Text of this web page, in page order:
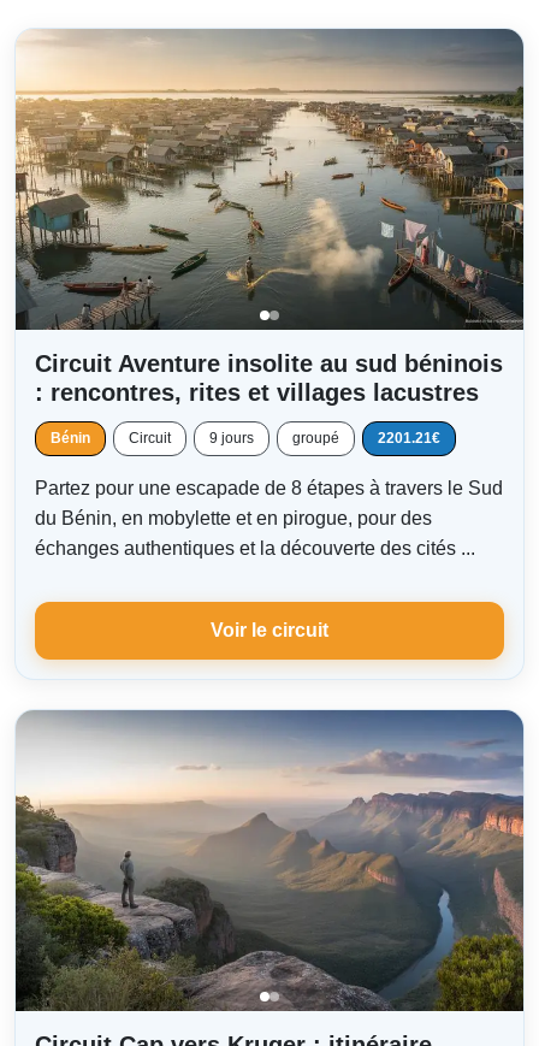
Circuit Aventure insolite au sud béninois
: rencontres, rites et villages lacustres
Bénin Circuit 9 jours groupé 2201.21€
Partez pour une escapade de 8 étapes à travers le Sud
du Bénin, en mobylette et en pirogue, pour des
échanges authentiques et la découverte des cités ...
Voir le circuit